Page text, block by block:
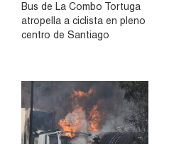
Bus de La Combo Tortuga
atropella a ciclista en pleno
centro de Santiago